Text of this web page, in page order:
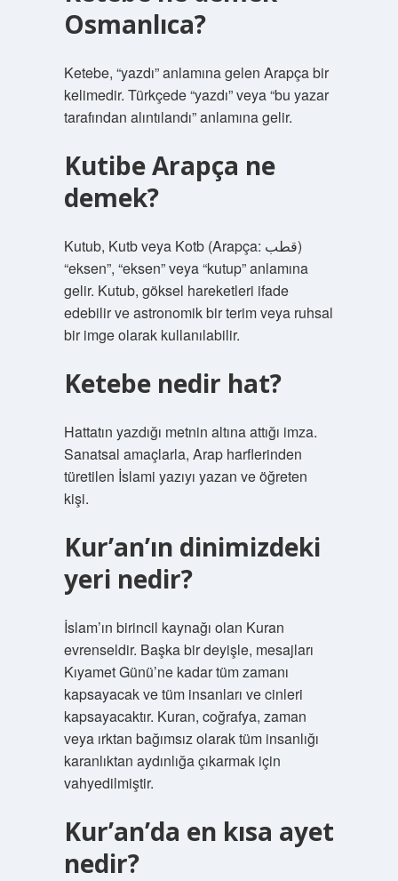
Osmanlıca?
Ketebe, “yazdı” anlamına gelen Arapça bir
kelimedir. Türkçede “yazdı” veya “bu yazar
tarafından alıntılandı” anlamına gelir.
Kutibe Arapça ne
demek?
Kutub, Kutb veya Kotb (Arapça: قطب)
“eksen”, “eksen” veya “kutup” anlamına
gelir. Kutub, göksel hareketleri ifade
edebilir ve astronomik bir terim veya ruhsal
bir imge olarak kullanılabilir.
Ketebe nedir hat?
Hattatın yazdığı metnin altına attığı imza.
Sanatsal amaçlarla, Arap harflerinden
türetilen İslami yazıyı yazan ve öğreten
kişi.
Kur’an’ın dinimizdeki
yeri nedir?
İslam’ın birincil kaynağı olan Kuran
evrenseldir. Başka bir deyişle, mesajları
Kıyamet Günü’ne kadar tüm zamanı
kapsayacak ve tüm insanları ve cinleri
kapsayacaktır. Kuran, coğrafya, zaman
veya ırktan bağımsız olarak tüm insanlığı
karanlıktan aydınlığa çıkarmak için
vahyedilmiştir.
Kur’an’da en kısa ayet
nedir?